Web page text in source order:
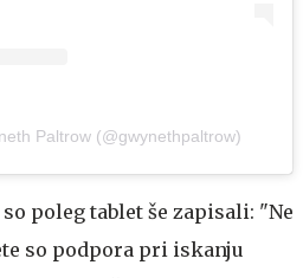
Paltrow (@gwynethpaltrow)
poleg tablet še zapisali: "Ne
so podpora pri iskanju